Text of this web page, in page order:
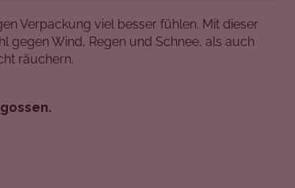
Verpackung viel besser fühlen. Mit dieser
gegen Wind, Regen und Schnee, als auch
räuchern.